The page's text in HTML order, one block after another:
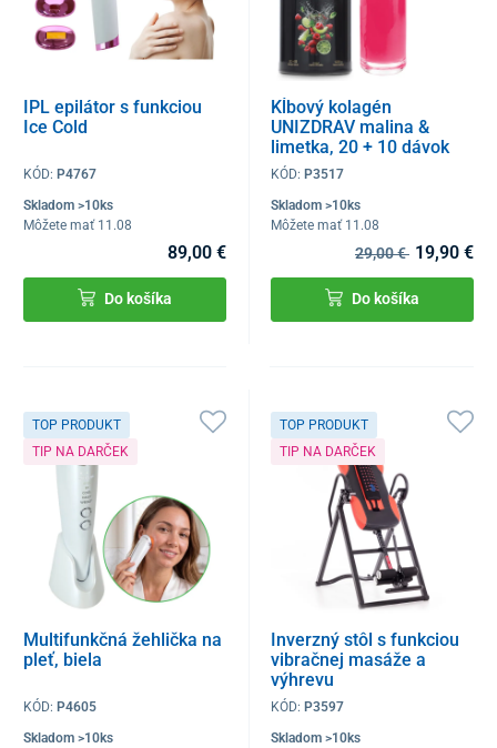
IPL epilátor s funkciou
Ice Cold
KÓD: P4767
Skladom >10ks
Môžete mať 11.08
89,00 €
Do košíka
Kĺbový kolagén
UNIZDRAV malina &
limetka, 20 + 10 dávok
zdarma
KÓD:P3517
Skladom >10ks
Môžete mať 11.08
29,00 € 19,90 €
Do košíka
TOP PRODUKT
TIP NA DARČEK
Multifunkčná žehlička na
pleť, biela
KÓD: P4605
Skladom >10ks
TOP PRODUKT
TIP NA DARČEK
Inverzný stôl s funkciou
vibračnej masáže a
výhrevu
KÓD:P3597
Skladom >10ks